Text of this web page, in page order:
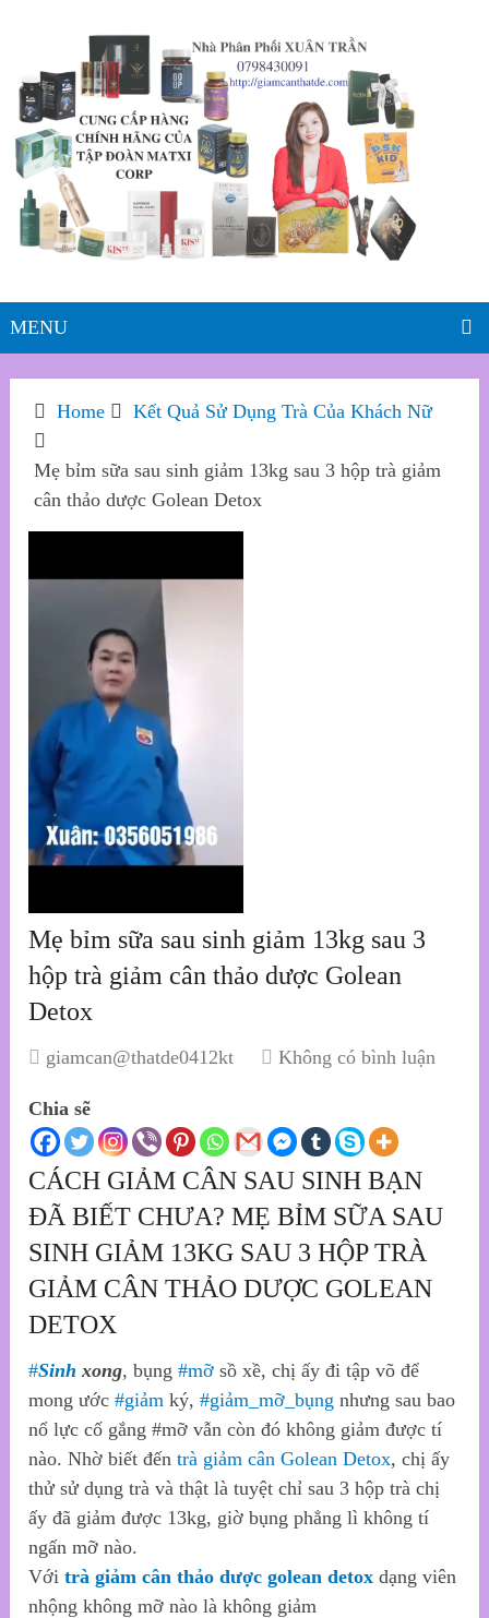
MENU
Home Kết Quả Sử Dụng Trà Của Khách Nữ
Mẹ bỉm sữa sau sinh giảm 13kg sau 3 hộp trà giảm
cân thảo dược Golean Detox
Mẹ bỉm sữa sau sinh giảm 13kg sau 3
hộp trà giảm cân thảo dược Golean
Detox
giamcan@thatde0412kt Không có bình luận
Chia sẽ
CÁCH GIẢM CÂN SAU SINH BẠN
ĐÃ BIẾT CHƯA? MẸ BỈM SỮA SAU
SINH GIẢM 13KG SAU 3 HỘP TRÀ
GIẢM CÂN THẢO DƯỢC GOLEAN
DETOX
#Sinh xong, bụng#mỡ sồ xề, chị ấy đi tập võ để
mong ước#giảm ký,#giảm_mỡ_bụng nhưng sau bao
nổ lực cố gắng #mỡ vẫn còn đó không giảm được tí
nào. Nhờ biết đến trà giảm cân Golean Detox, chị ấy
thử sử dụng trà và thật là tuyệt chỉ sau 3 hộp trà chị
ấy đã giảm được 13kg, giờ bụng phẳng lì không tí
ngấn mỡ nào.
Với trà giảm cân thảo dược golean detox dạng viên
nhộng không mỡ nào là không giảm